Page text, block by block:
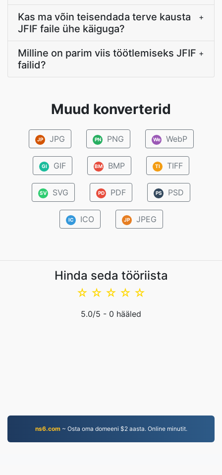
Kas ma võin teisendada terve kausta
JFIF faile ühe käiguga?
+
Milline on parim viis töötlemiseks JFIF
failid?
+
Muud konverterid
JP JPG PN PNG We WebP
GI GIF BM BMP TI TIFF
SV SVG PD PDF PS PSD
IC ICO JP JPEG
Hinda seda tööriista
☆
☆
☆
☆
☆
5.0/5 - 0 hääled
ns6.com~ Osta oma domeeni $2 aasta. Online minutit.